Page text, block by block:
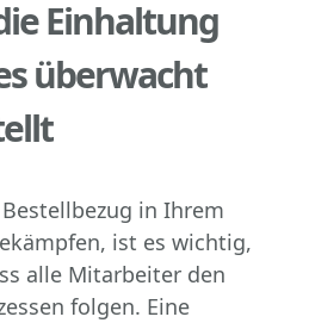
Einhaltung
überwacht
in Ihrem
ist es wichtig,
alle Mitarbeiter den
folgen. Eine